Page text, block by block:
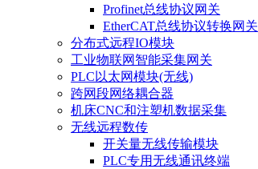
Profinet总线协议网关
EtherCAT总线协议转换网关
分布式远程IO模块
工业物联网智能采集网关
PLC以太网模块(无线)
跨网段网络耦合器
机床CNC和注塑机数据采集
无线远程数传
开关量无线传输模块
PLC专用无线通讯终端